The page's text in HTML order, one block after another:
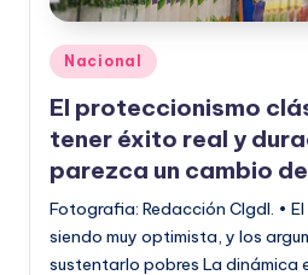
Publicado
en
Nacional
El proteccionismo
tener éxito real y
parezca un cambio
Fotografia: Redacción CIgdl. •
siendo muy optimista, y los
sustentarlo pobres La dinámica